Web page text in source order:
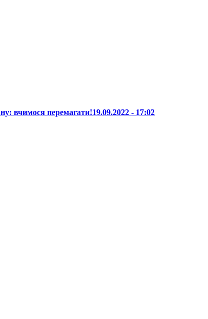
вчимося перемагати!19.09.2022 - 17:02